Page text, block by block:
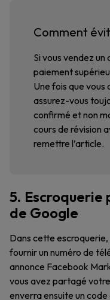
Comment
Si vous vendez
paiement
Une fois que vous
assurez-vous
confirmé et non
cours de révision
remettre l’article.
5.
de Google
Dans cette
fournir un numéro de
annonce Facebook
vous avez partagé
enverra ensuite un